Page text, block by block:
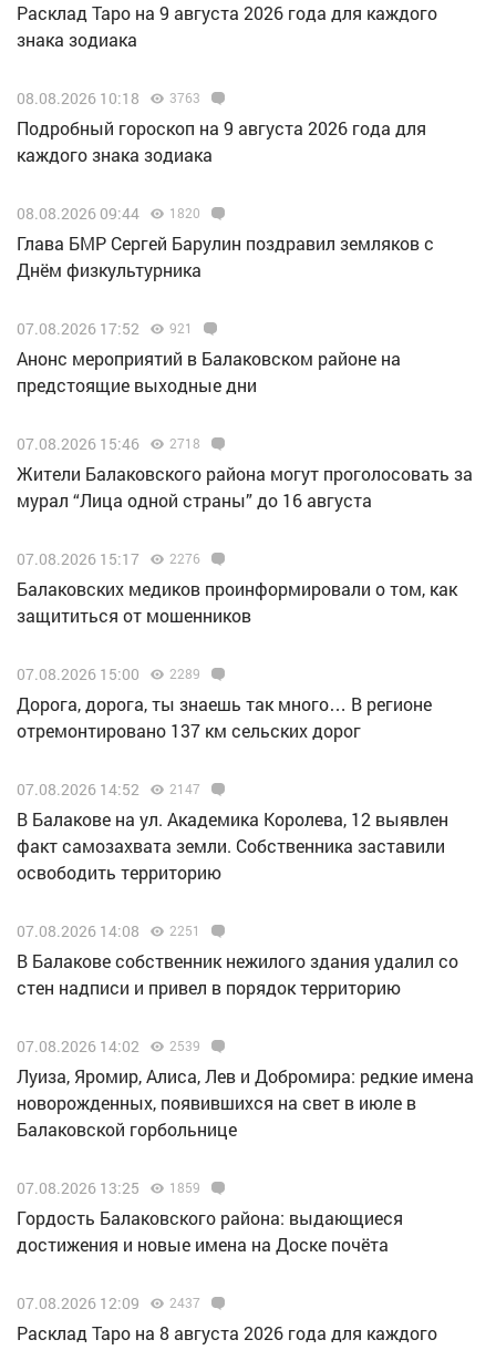
Расклад Таро на 9 августа 2026 года для каждого
знака зодиака
08.08.2026 10:18 3763
Подробный гороскоп на 9 августа 2026 года для
каждого знака зодиака
08.08.2026 09:44 1820
Глава БМР Сергей Барулин поздравил земляков с
Днём физкультурника
07.08.2026 17:52 921
Анонс мероприятий в Балаковском районе на
предстоящие выходные дни
07.08.2026 15:46 2718
Жители Балаковского района могут проголосовать за
мурал “Лица одной страны” до 16 августа
07.08.2026 15:17 2276
Балаковских медиков проинформировали о том, как
защититься от мошенников
07.08.2026 15:00 2289
Дорога, дорога, ты знаешь так много… В регионе
отремонтировано 137 км сельских дорог
07.08.2026 14:52 2147
В Балакове на ул. Академика Королева, 12 выявлен
факт самозахвата земли. Собственника заставили
освободить территорию
07.08.2026 14:08 2251
В Балакове собственник нежилого здания удалил со
стен надписи и привел в порядок территорию
07.08.2026 14:02 2539
Луиза, Яромир, Алиса, Лев и Добромира: редкие имена
новорожденных, появившихся на свет в июле в
Балаковской горбольнице
07.08.2026 13:25 1859
Гордость Балаковского района: выдающиеся
достижения и новые имена на Доске почёта
07.08.2026 12:09 2437
Расклад Таро на 8 августа 2026 года для каждого